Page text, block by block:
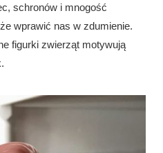
schronów i mnogość
wprawić nas w zdumienie.
figurki zwierząt motywują